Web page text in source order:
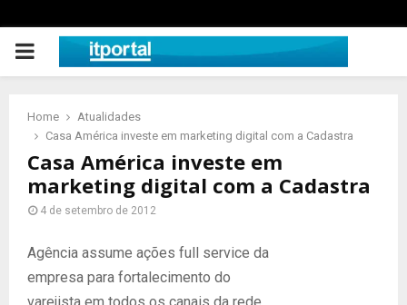
PRIMARY
Home
Atualidades
Casa América investe em marketing digital com a Cadastra
Casa América investe em
marketing digital com a Cadastra
4 de setembro de 2012
Agência assume ações full service da
empresa para fortalecimento do